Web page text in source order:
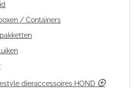
/ Containers
dieraccessoires HOND